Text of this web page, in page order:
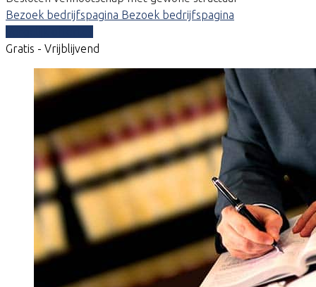
Bezoek bedrijfspagina Bezoek bedrijfspagina
Gratis - Vrijblijvend